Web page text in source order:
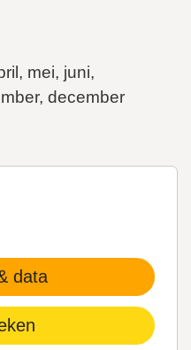
mei, juni,
december
data